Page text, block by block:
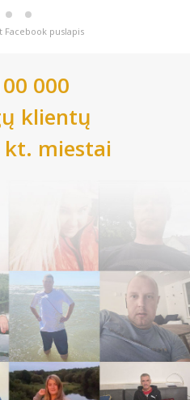
Facebook puslapis
000
klientų
kt. miestai